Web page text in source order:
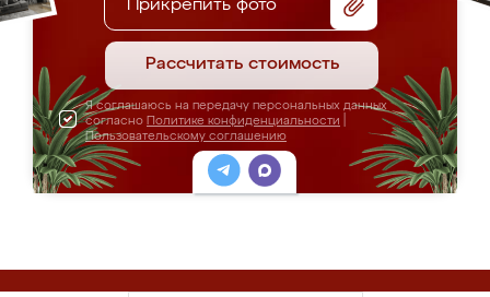
Прикрепить фото
Рассчитать стоимость
Я соглашаюсь на передачу персональных данных
согласно Политике конфиденциальности
Пользовательскому соглашению